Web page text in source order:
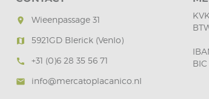
room Wieenpassage 31
map 5921GD Blerick (Venlo)
call +31 (0)6 28 35 56 71
mail info@mercatoplacanico.nl